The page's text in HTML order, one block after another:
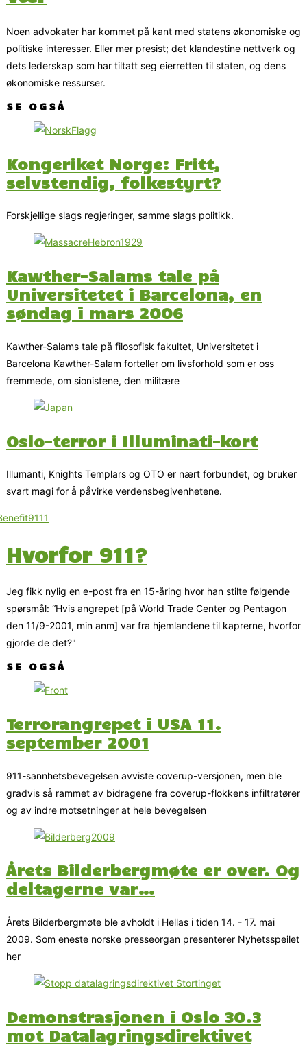
Noen advokater har kommet på kant med statens økonomiske og
politiske interesser. Eller mer presist; det klandestine nettverk og
dets lederskap som har tiltatt seg eierretten til staten, og dens
økonomiske ressurser.
SE OGSÅ
Kongeriket Norge: Fritt,
selvstendig, folkestyrt?
Forskjellige slags regjeringer, samme slags politikk.
Kawther-Salams tale på
Universitetet i Barcelona, en
søndag i mars 2006
Kawther-Salams tale på filosofisk fakultet, Universitetet i
Barcelona Kawther-Salam forteller om livsforhold som er oss
fremmede, om sionistene, den militære
Oslo-terror i Illuminati-kort
Illumanti, Knights Templars og OTO er nært forbundet, og bruker
svart magi for å påvirke verdensbegivenhetene.
Hvorfor 911?
Jeg fikk nylig en e-post fra en 15-åring hvor han stilte følgende
spørsmål: “Hvis angrepet [på World Trade Center og Pentagon
den 11/9-2001, min anm] var fra hjemlandene til kaprerne, hvorfor
gjorde de det?"
SE OGSÅ
Terrorangrepet i USA 11.
september 2001
911-sannhetsbevegelsen avviste coverup-versjonen, men ble
gradvis så rammet av bidragene fra coverup-flokkens infiltratører
og av indre motsetninger at hele bevegelsen
Årets Bilderbergmøte er over. Og
deltagerne var…
Årets Bilderbergmøte ble avholdt i Hellas i tiden 14. - 17. mai
2009. Som eneste norske presseorgan presenterer Nyhetsspeilet
her
Demonstrasjonen i Oslo 30.3
mot Datalagringsdirektivet